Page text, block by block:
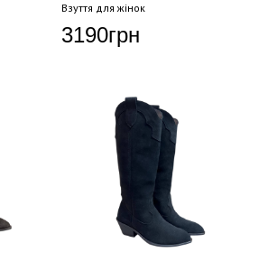
Взуття для жінок
3190грн